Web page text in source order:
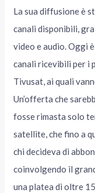
La sua diffusione è
canali disponibili,
video e audio. Oggi
canali ricevibili per i
Tivusat, ai quali
Un’offerta che
fosse rimasta solo
satellite, che fino a
chi decideva di
coinvolgendo il
una platea di oltre